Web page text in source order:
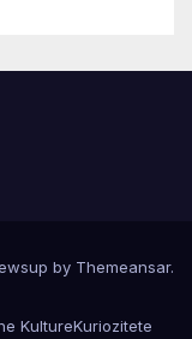
by Themeansar.
KultureKuriozitete